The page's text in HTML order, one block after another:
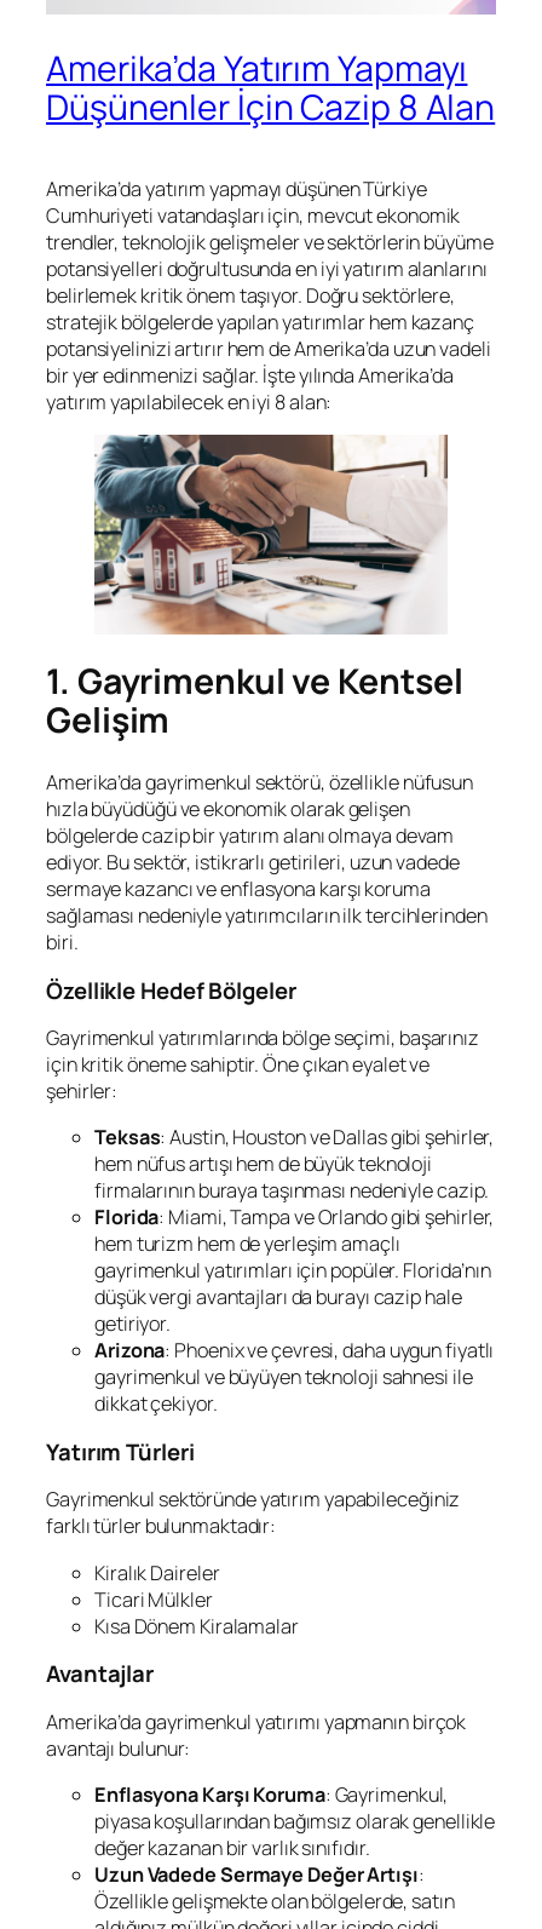
Amerika’da Yatırım Yapmayı
Düşünenler İçin Cazip 8 Alan
Amerika’da yatırım yapmayı düşünen Türkiye
Cumhuriyeti vatandaşları için, mevcut ekonomik
trendler, teknolojik gelişmeler ve sektörlerin büyüme
potansiyelleri doğrultusunda en iyi yatırım alanlarını
belirlemek kritik önem taşıyor. Doğru sektörlere,
stratejik bölgelerde yapılan yatırımlar hem kazanç
potansiyelinizi artırır hem de Amerika’da uzun vadeli
bir yer edinmenizi sağlar. İşte yılında Amerika’da
yatırım yapılabilecek en iyi 8 alan:
1. Gayrimenkul ve Kentsel
Gelişim
Amerika’da gayrimenkul sektörü, özellikle nüfusun
hızla büyüdüğü ve ekonomik olarak gelişen
bölgelerde cazip bir yatırım alanı olmaya devam
ediyor. Bu sektör, istikrarlı getirileri, uzun vadede
sermaye kazancı ve enflasyona karşı koruma
sağlaması nedeniyle yatırımcıların ilk tercihlerinden
biri.
Özellikle Hedef Bölgeler
Gayrimenkul yatırımlarında bölge seçimi, başarınız
için kritik öneme sahiptir. Öne çıkan eyalet ve
şehirler:
Teksas: Austin, Houston ve Dallas gibi şehirler,
hem nüfus artışı hem de büyük teknoloji
firmalarının buraya taşınması nedeniyle cazip.
Florida: Miami, Tampa ve Orlando gibi şehirler,
hem turizm hem de yerleşim amaçlı
gayrimenkul yatırımları için popüler. Florida’nın
düşük vergi avantajları da burayı cazip hale
getiriyor.
Arizona: Phoenix ve çevresi, daha uygun fiyatlı
gayrimenkul ve büyüyen teknoloji sahnesi ile
dikkat çekiyor.
Yatırım Türleri
Gayrimenkul sektöründe yatırım yapabileceğiniz
farklı türler bulunmaktadır:
Kiralık Daireler
Ticari Mülkler
Kısa Dönem Kiralamalar
Avantajlar
Amerika’da gayrimenkul yatırımı yapmanın birçok
avantajı bulunur:
Enflasyona Karşı Koruma: Gayrimenkul,
piyasa koşullarından bağımsız olarak genellikle
değer kazanan bir varlık sınıfıdır.
Uzun Vadede Sermaye Değer Artışı:
Özellikle gelişmekte olan bölgelerde, satın